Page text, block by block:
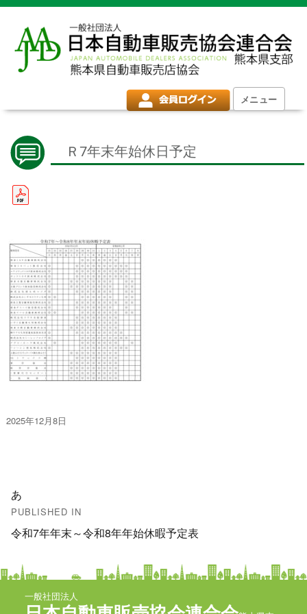
メニュー
Ｒ7年末年始休日予定
投
2025年12月8日
稿
ナ
ビ
ゲ
あ
PUBLISHED IN
令和7年年末～令和8年年始休暇予定表
一般社団法人